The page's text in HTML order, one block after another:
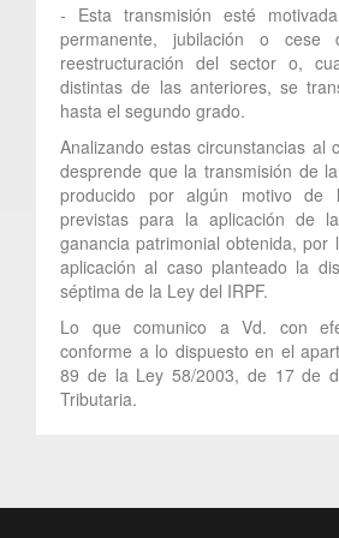
- Esta transmisión esté
permanente, jubilación o cese
reestructuración del sector o,
distintas de las anteriores, se
hasta el segundo grado.
Analizando estas circunstancias al
desprende que la transmisión de
producido por algún motivo de
previstas para la aplicación de
ganancia patrimonial obtenida, por
aplicación al caso planteado la
séptima de la Ley del IRPF.
Lo que comunico a Vd. con
conforme a lo dispuesto en el
89 de la Ley 58/2003, de 17 de
Tributaria.